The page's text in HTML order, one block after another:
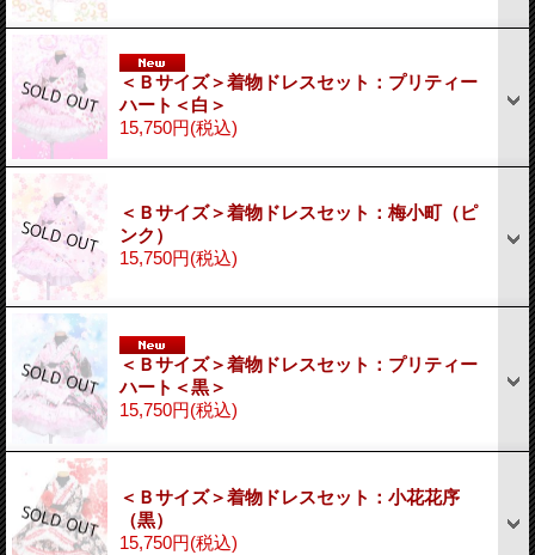
＜Ｂサイズ＞着物ドレスセット：プリティー
ハート＜白＞
15,750円(税込)
＜Ｂサイズ＞着物ドレスセット：梅小町（ピ
ンク）
15,750円(税込)
＜Ｂサイズ＞着物ドレスセット：プリティー
ハート＜黒＞
15,750円(税込)
＜Ｂサイズ＞着物ドレスセット：小花花序
（黒）
15,750円(税込)